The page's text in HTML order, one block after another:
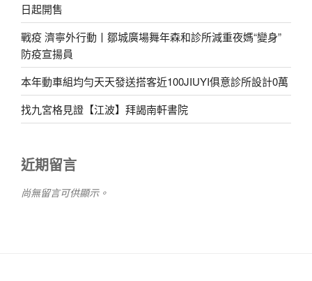
日起開售
戰疫 濟寧外行動丨鄒城廣場舞年森和診所減重夜媽“變身”
防疫宣揚員
本年動車組均勻天天發送搭客近100JIUYI俱意診所設計0萬
找九宮格見證【江波】拜謁南軒書院
近期留言
尚無留言可供顯示。